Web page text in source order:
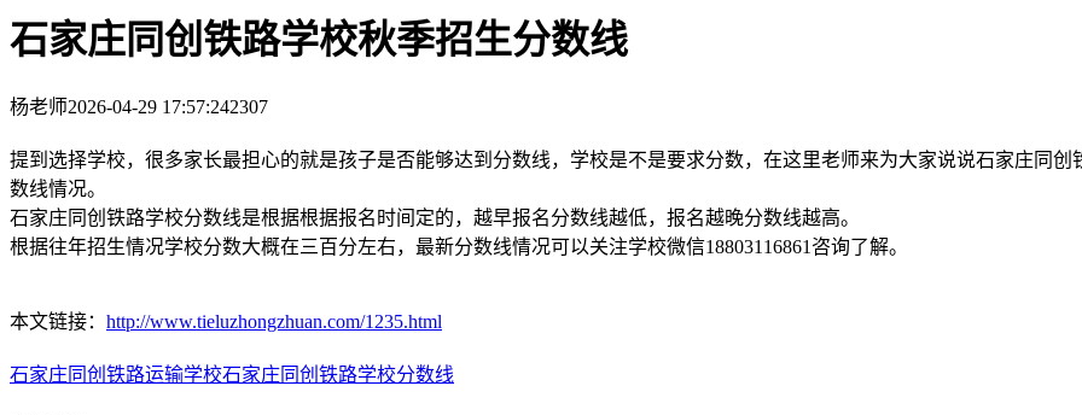
石家庄同创铁路学校秋季招生分数线
杨老师2026-04-29 17:57:242307
提到选择学校，很多家长最担心的就是孩子是否能够达到分数线，学校是不是要求分数，在这里老师来为大家说说石家庄同创
数线情况。
石家庄同创铁路学校分数线是根据根据报名时间定的，越早报名分数线越低，报名越晚分数线越高。
根据往年招生情况学校分数大概在三百分左右，最新分数线情况可以关注学校微信18803116861咨询了解。
本文链接： http://www.tieluzhongzhuan.com/1235.html
石家庄同创铁路运输学校石家庄同创铁路学校分数线